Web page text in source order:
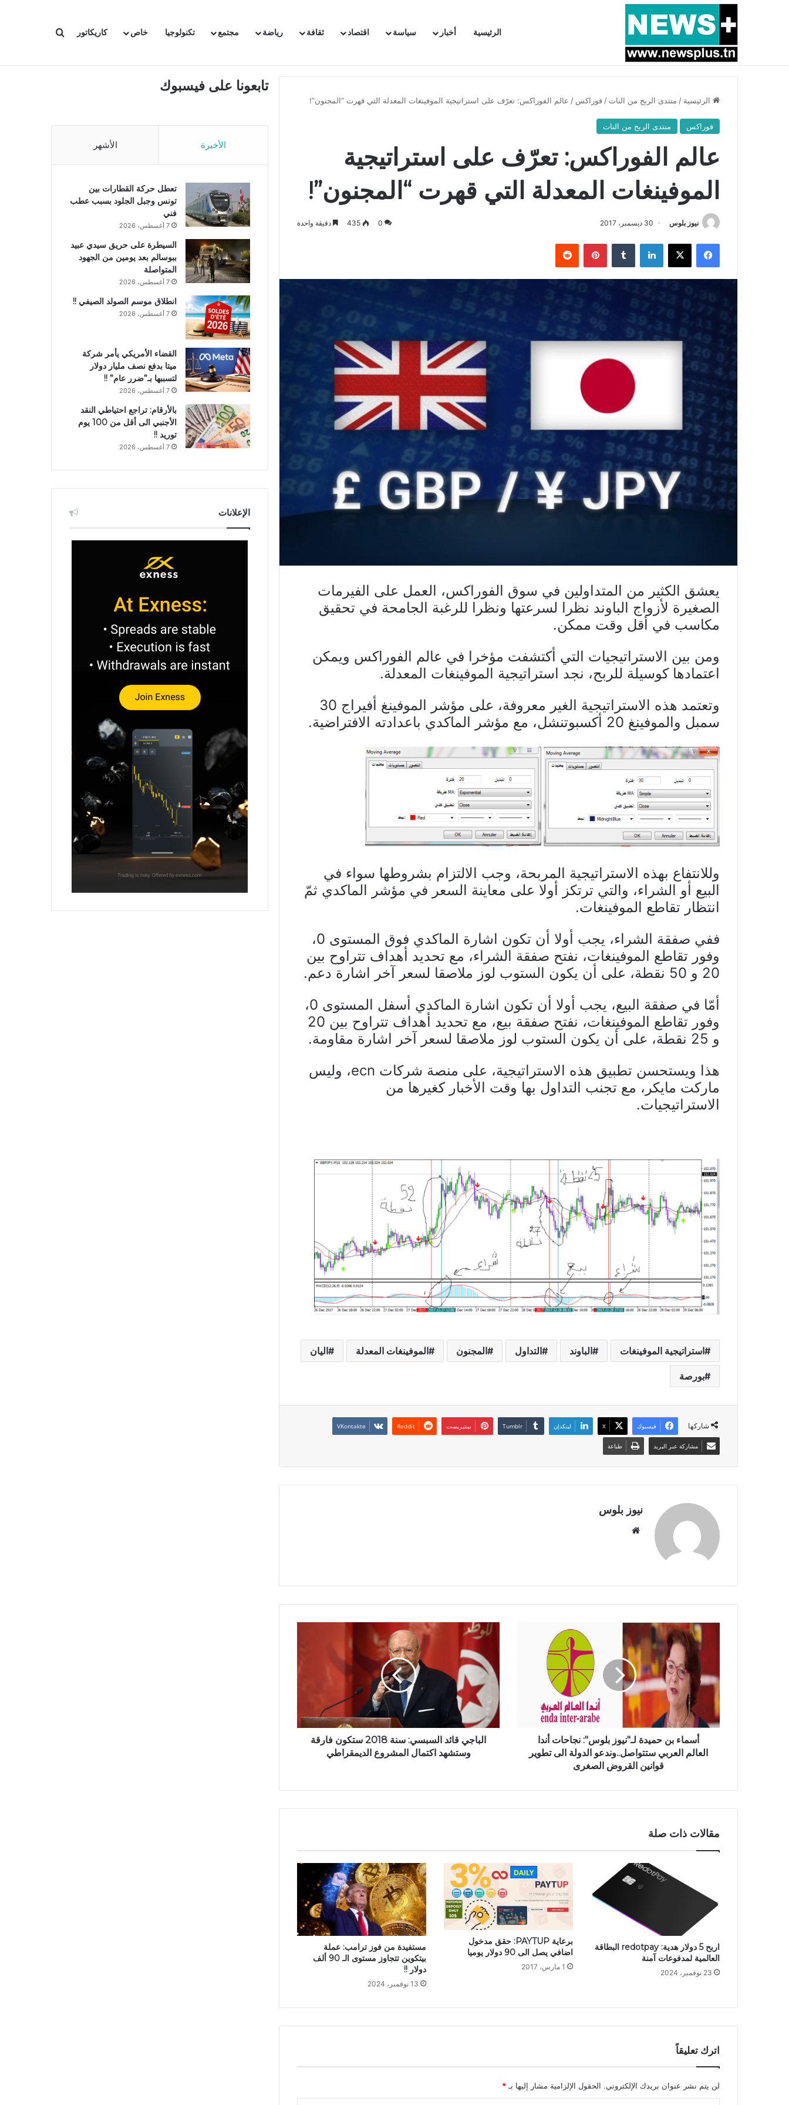
الرئيسية أخبار سياسة اقتصاد ثقافة رياضة مجتمع تكنولوجيا خاص كاريكاتور بحث عن
أخبار عاجلة بسبب المرزوقي وبتكليف من سعيّد: الخارجية تستدعي السفيرة الفرنسية بتونس وتبلغها احتجاجا شديد اللهجة !!
الرئيسية / منتدى الربح من النات / فوراكس / عالم الفوراكس: تعرّف على استراتيجية الموفينغات المعدلة التي قهرت “المجنون”!
فوراكس منتدى الربح من النات
عالم الفوراكس: تعرّف على استراتيجية
الموفينغات المعدلة التي قهرت “المجنون”!
نيوز بلوس 30 ديسمبر، 2017 0
435 دقيقة واحدة
فيسبوك X لينكدإن بينتيريست
يعشق الكثير من المتداولين في سوق الفوراكس، العمل على الفيرمات
الصغيرة لأزواج الباوند نظرا لسرعتها ونظرا للرغبة الجامحة في تحقيق
مكاسب في أقل وقت ممكن.
ومن بين الاستراتيجيات التي أكتشفت مؤخرا في عالم الفوراكس ويمكن
اعتمادها كوسيلة للربح، نجد استراتيجية الموفينغات المعدلة.
وتعتمد هذه الاستراتيجية الغير معروفة، على مؤشر الموفينغ أفيراج 30
سمبل والموفينغ 20 أكسبوتنشل، مع مؤشر الماكدي باعدادته الافتراضية.
وللانتفاع بهذه الاستراتيجية المربحة، وجب الالتزام بشروطها سواء في
البيع أو الشراء، والتي ترتكز أولا على معاينة السعر في مؤشر الماكدي ثمّ
انتظار تقاطع الموفينغات.
ففي صفقة الشراء، يجب أولا أن تكون اشارة الماكدي فوق المستوى 0،
وفور تقاطع الموفينغات، نفتح صفقة الشراء، مع تحديد أهداف تتراوح بين
20 و 50 نقطة، على أن يكون الستوب لوز ملاصقا لسعر آخر اشارة دعم.
أمّا في صفقة البيع، يجب أولا أن تكون اشارة الماكدي أسفل المستوى 0،
وفور تقاطع الموفينغات، نفتح صفقة بيع، مع تحديد أهداف تتراوح بين 20
و 25 نقطة، على أن يكون الستوب لوز ملاصقا لسعر آخر اشارة مقاومة.
هذا ويستحسن تطبيق هذه الاستراتيجية، على منصة شركات ecn، وليس
ماركت مايكر، مع تجنب التداول بها وقت الأخبار كغيرها من
الاستراتيجيات.
استراتيجية الموفينغات الباوند التداول المجنون الموفينغات المعدلة اليان
بورصة
شاركها فيسبوك X لينكدإن بينتيريست
مشاركة عبر البريد طباعة
نيوز بلوس
أسماء بن حميدة لـ"نيوز بلوس": نجاحات أندا
العالم العربي ستتواصل..وندعو الدولة الى تطوير
قوانين القروض الصغرى
الباجي قائد السبسي: سنة 2018 ستكون فارقة
وستشهد اكتمال المشروع الديمقراطي
مقالات ذات صلة
اربح 5 دولار هدية: redotpay البطاقة
العالمية لمدفوعات آمنة
23 نوفمبر، 2024
برعاية PAYTUP: حقق مدخول
اضافي يصل الى 90 دولار يوميا
1 مارس، 2017
مستفيدة من فوز ترامب: عملة
بيتكوين تتجاوز مستوى الـ 90 ألف
دولار !!
13 نوفمبر، 2024
اترك تعليقاً
لن يتم نشر عنوان بريدك الإلكتروني. الحقول الإلزامية مشار إليها بـ*
تابعونا على فيسبوك
الأخيرة الأشهر
تعطل حركة القطارات بين
تونس وجبل الجلود بسبب عطب
فني
7 أغسطس، 2026
السيطرة على حريق سيدي عبيد
ببوسالم بعد يومين من الجهود
المتواصلة
7 أغسطس، 2026
انطلاق موسم الصولد الصيفي !!
7 أغسطس، 2026
القضاء الأمريكي يأمر شركة
ميتا بدفع نصف مليار دولار
لتسببها بـ”ضرر عام” !!
7 أغسطس، 2026
بالأرقام: تراجع احتياطي النقد
الأجنبي الى أقل من 100 يوم
توريد !!
7 أغسطس، 2026
الإعلانات